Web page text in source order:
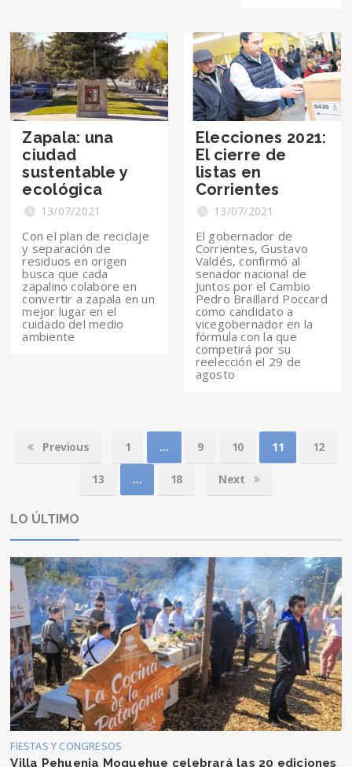
Zapala: una
ciudad
sustentable y
ecológica
13/07/2021
Con el plan de reciclaje
y separación de
residuos en origen
busca que cada
zapalino colabore en
convertir a zapala en un
mejor lugar en el
cuidado del medio
ambiente
Elecciones 2021:
El cierre de
listas en
Corrientes
13/07/2021
El gobernador de
Corrientes, Gustavo
Valdés, confirmó al
senador nacional de
Juntos por el Cambio
Pedro Braillard Poccard
como candidato a
vicegobernador en la
fórmula con la que
competirá por su
reelección el 29 de
agosto
Previous 1 … 9 10 11 12
13 … 18 Next
LO ÚLTIMO
FIESTAS Y CONGRESOS
Villa Pehuenia Moquehue celebrará las 20 ediciones